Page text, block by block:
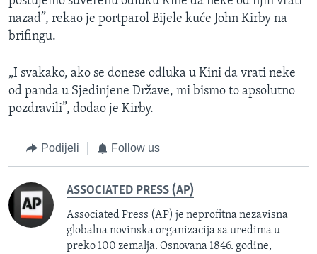
nazad”, rekao je portparol Bijele kuće John Kirby na
brifingu.
„I svakako, ako se donese odluka u Kini da vrati neke
od panda u Sjedinjene Države, mi bismo to apsolutno
pozdravili”, dodao je Kirby.
Podijeli Follow us
ASSOCIATED PRESS (AP)
Associated Press (AP) je neprofitna nezavisna
globalna novinska organizacija sa uredima u
preko 100 zemalja. Osnovana 1846. godine,